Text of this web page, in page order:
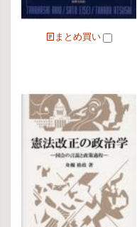
まとめ買い